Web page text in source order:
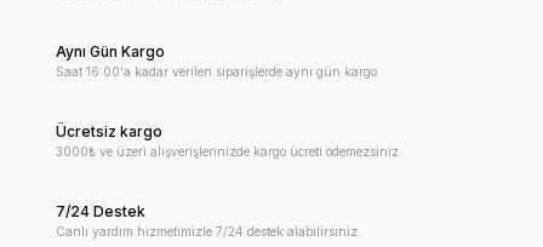
Aynı Gün Kargo
Saat 16:00'a kadar verilen siparişlerde aynı gün kargo
Ücretsiz kargo
3000₺ ve üzeri alışverişlerinizde kargo ücreti ödemezsiniz.
7/24 Destek
Canlı yardım hizmetimizle 7/24 destek alabilirsiniz.